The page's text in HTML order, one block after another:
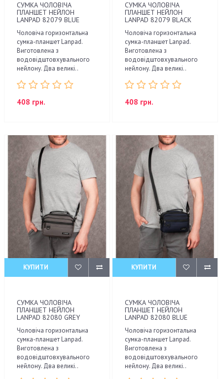
СУМКА ЧОЛОВІЧА
ПЛАНШЕТ НЕЙЛОН
LANPAD 82079 BLUE
Чоловіча горизонтальна
сумка-планшет Lanpad.
Виготовлена з
водовідштовхувального
нейлону. Два великі..
408 грн.
СУМКА ЧОЛОВІЧА
ПЛАНШЕТ НЕЙЛОН
LANPAD 82079 BLACK
Чоловіча горизонтальна
сумка-планшет Lanpad.
Виготовлена з
водовідштовхувального
нейлону. Два великі..
408 грн.
КУПИТИ
СУМКА ЧОЛОВІЧА
ПЛАНШЕТ НЕЙЛОН
LANPAD 82080 GREY
Чоловіча горизонтальна
сумка-планшет Lanpad.
Виготовлена з
водовідштовхувального
нейлону. Два великі..
КУПИТИ
СУМКА ЧОЛОВІЧА
ПЛАНШЕТ НЕЙЛОН
LANPAD 82080 BLUE
Чоловіча горизонтальна
сумка-планшет Lanpad.
Виготовлена з
водовідштовхувального
нейлону. Два великі..